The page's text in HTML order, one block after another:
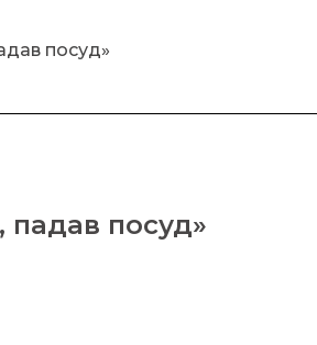
падав посуд»
посуд»